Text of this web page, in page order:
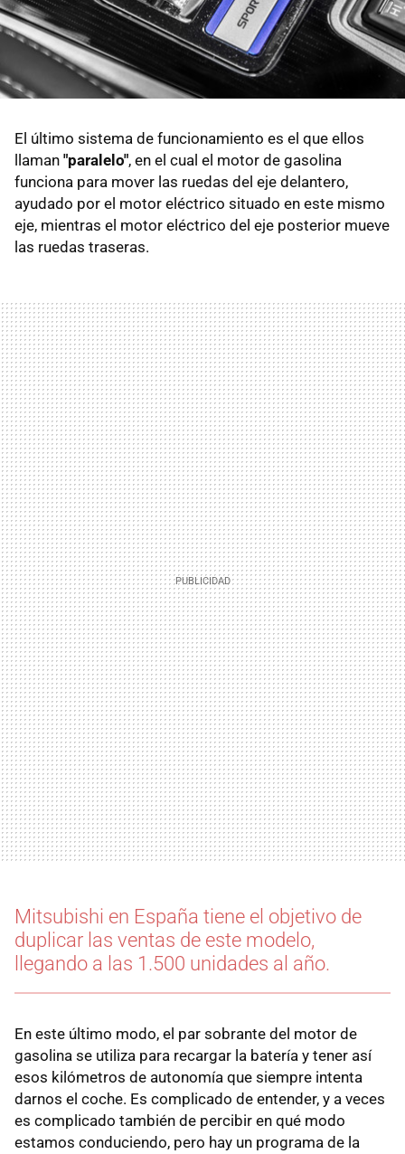
El último sistema de funcionamiento es el que ellos
llaman "paralelo", en el cual el motor de gasolina
funciona para mover las ruedas del eje delantero,
ayudado por el motor eléctrico situado en este mismo
eje, mientras el motor eléctrico del eje posterior mueve
las ruedas traseras.
Mitsubishi en España tiene el objetivo de
duplicar las ventas de este modelo,
llegando a las 1.500 unidades al año.
En este último modo, el par sobrante del motor de
gasolina se utiliza para recargar la batería y tener así
esos kilómetros de autonomía que siempre intenta
darnos el coche. Es complicado de entender, y a veces
es complicado también de percibir en qué modo
estamos conduciendo, pero hay un programa de la